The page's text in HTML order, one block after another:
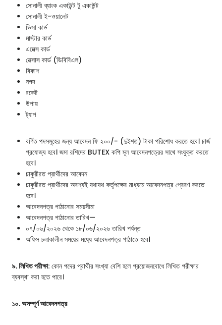
সোনালী ব্যাংক একাউন্ট টু একাউন্ট
সোনালী ই-ওয়ালেট
ভিসা কার্ড
মাস্টার কার্ড
এমেক্স কার্ড
নেক্সাস কার্ড (ডিবিবিএল)
বিকাশ
নগদ
রকেট
উপায়
ট্যাপ
বর্ণিত পদসমূহের জন্য আবেদন ফি ২০০/- (দুইশত) টাকা পরিশোধ করতে হবে। চার্জ
প্রযোজ্য হবে। জমা রশিদের BUTEX কপি মূল আবেদনপত্রের সাথে সংযুক্ত করতে
হবে।
চাকুরীরত প্রার্থীদের আবেদন
চাকুরীরত প্রার্থীদের অবশ্যই যথাযথ কর্তৃপক্ষের মাধ্যমে আবেদনপত্র প্রেরণ করতে
হবে।
আবেদনপত্র পাঠানোর সময়সীমা
আবেদনপত্র পাঠানোর তারিখ—
০৭/০৬/২০২৬ থেকে ১৮/০৬/২০২৬ তারিখ পর্যন্ত
অফিস চলাকালীন সময়ের মধ্যে আবেদনপত্র পাঠাতে হবে।
৯. লিখিত পরীক্ষা: কোন পদের প্রার্থীর সংখ্যা বেশি হলে প্রয়োজনবোধে লিখিত পরীক্ষার
ব্যবস্থা করা হতে পারে।
১০. অসম্পূর্ণ আবেদনপত্র